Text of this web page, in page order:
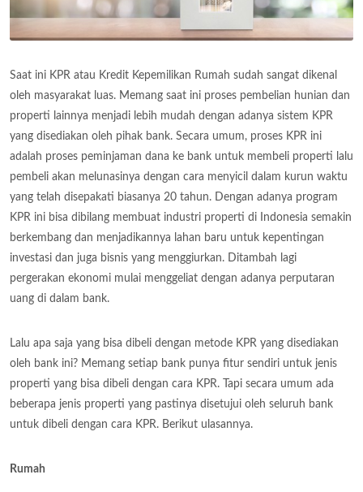
Saat ini KPR atau Kredit Kepemilikan Rumah sudah sangat dikenal
oleh masyarakat luas. Memang saat ini proses pembelian hunian dan
properti lainnya menjadi lebih mudah dengan adanya sistem KPR
yang disediakan oleh pihak bank. Secara umum, proses KPR ini
adalah proses peminjaman dana ke bank untuk membeli properti lalu
pembeli akan melunasinya dengan cara menyicil dalam kurun waktu
yang telah disepakati biasanya 20 tahun. Dengan adanya program
KPR ini bisa dibilang membuat industri properti di Indonesia semakin
berkembang dan menjadikannya lahan baru untuk kepentingan
investasi dan juga bisnis yang menggiurkan. Ditambah lagi
pergerakan ekonomi mulai menggeliat dengan adanya perputaran
uang di dalam bank.
Lalu apa saja yang bisa dibeli dengan metode KPR yang disediakan
oleh bank ini? Memang setiap bank punya fitur sendiri untuk jenis
properti yang bisa dibeli dengan cara KPR. Tapi secara umum ada
beberapa jenis properti yang pastinya disetujui oleh seluruh bank
untuk dibeli dengan cara KPR. Berikut ulasannya.
Rumah